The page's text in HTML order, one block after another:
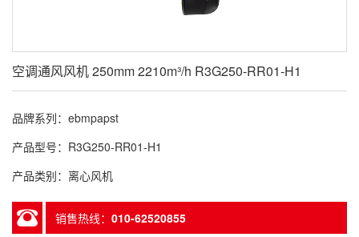
空调通风风机 250mm 2210m³/h R3G250-RR01-H1
品牌系列：ebmpapst
产品型号：R3G250-RR01-H1
产品类别：离心风机
销售热线： 010-62520855